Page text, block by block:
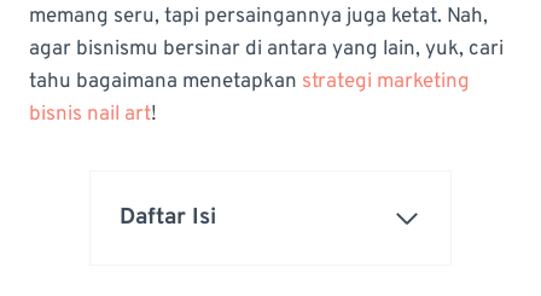
memang seru, tapi persaingannya juga ketat. Nah,
agar bisnismu bersinar di antara yang lain, yuk, cari
tahu bagaimana menetapkan strategi marketing
bisnis nail art!
Daftar Isi